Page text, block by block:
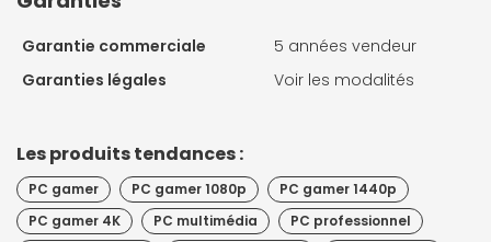
Garantie commerciale
5 années vendeur
Garanties légales
Voir les modalités
Les produits tendances :
PC gamer PC gamer 1080p
PC gamer 1440p
PC gamer 4K
PC multimédia
PC professionnel